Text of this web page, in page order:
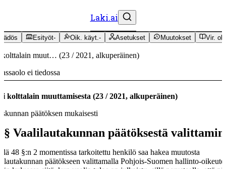
Laki.ai
Esityöt- Oik. käyt.- Asetukset Muutokset Vir.
muut… (23 / 2021 , alkuperäinen)
ei tiedossa
kolttalain muuttamisesta (23 /2021, alkuperäinen)
päätöksen mukaisesti
§ Vaalilautakunnan päätöksestä
48 §:n 2 momentissa tarkoitettu henkilö saa hakea muutosta
päätökseen valittamalla Pohjois-Suomen hallinto-